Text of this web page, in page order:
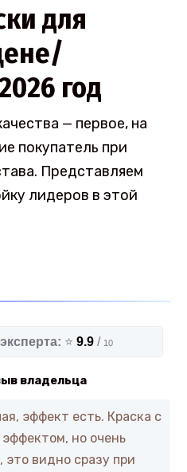
для
год
— первое, на
покупатель при
Представляем
лидеров в этой
⭐ 9.9 / 10
владельца
эффект есть. Краска с
но очень
это видно сразу при